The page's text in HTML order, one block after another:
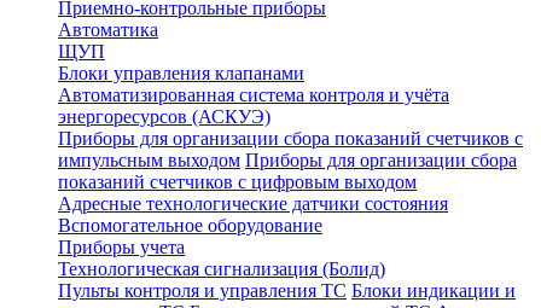
Приемно-контрольные приборы
Автоматика
ЩУП
Блоки управления клапанами
Автоматизированная система контроля и учёта
энергоресурсов (АСКУЭ)
Приборы для организации сбора показаний счетчиков с
импульсным выходом Приборы для организации сбора
показаний счетчиков с цифровым выходом
Адресные технологические датчики состояния
Вспомогательное оборудование
Приборы учета
Технологическая сигнализация (Болид)
Пульты контроля и управления ТС Блоки индикации и